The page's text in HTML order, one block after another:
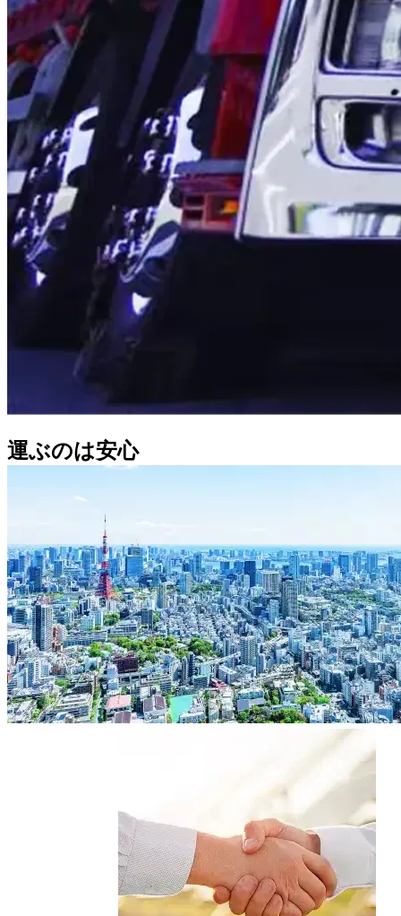
運ぶのは安心